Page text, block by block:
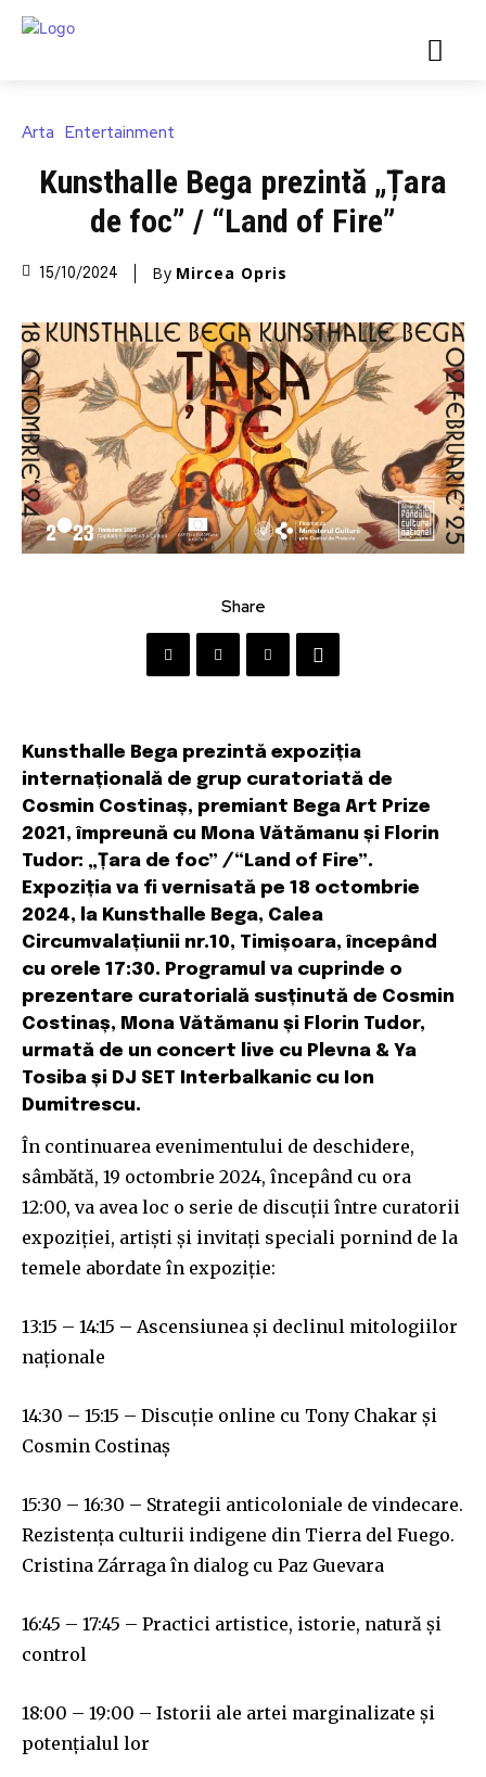
Arta Entertainment
Kunsthalle Bega prezintă „Țara
de foc” / “Land of Fire”
15/10/2024 By Mircea Opris
Share
Kunsthalle Bega prezintă expoziția
internațională de grup curatoriată de
Cosmin Costinaș, premiant Bega Art Prize
2021, împreună cu Mona Vătămanu și Florin
Tudor: „Țara de foc” /“Land of Fire”.
Expoziția va fi vernisată pe 18 octombrie
2024, la Kunsthalle Bega, Calea
Circumvalațiunii nr.10, Timișoara, începând
cu orele 17:30. Programul va cuprinde o
prezentare curatorială susținută de Cosmin
Costinaș, Mona Vătămanu și Florin Tudor,
urmată de un concert live cu Plevna & Ya
Tosiba și DJ SET Interbalkanic cu Ion
Dumitrescu.
În continuarea evenimentului de deschidere,
sâmbătă, 19 octombrie 2024, începând cu ora
12:00, va avea loc o serie de discuții între curatorii
expoziției, artiști și invitați speciali pornind de la
temele abordate în expoziție:
13:15 – 14:15 – Ascensiunea și declinul mitologiilor
naționale
14:30 – 15:15 – Discuție online cu Tony Chakar și
Cosmin Costinaș
15:30 – 16:30 – Strategii anticoloniale de vindecare.
Rezistența culturii indigene din Tierra del Fuego.
Cristina Zárraga în dialog cu Paz Guevara
16:45 – 17:45 – Practici artistice, istorie, natură și
control
18:00 – 19:00 – Istorii ale artei marginalizate și
potențialul lor